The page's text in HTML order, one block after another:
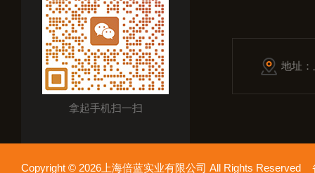
拿起手机扫一扫
地址
Copyright © 2026上海倍蓝实业有限公司 All Rights Reserved